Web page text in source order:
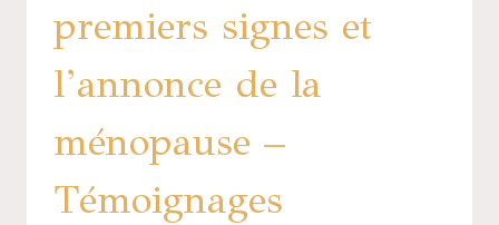
premiers signes et
l’annonce de la
ménopause –
Témoignages